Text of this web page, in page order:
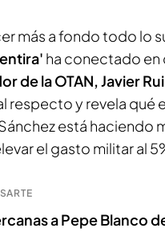
más a fondo todo lo
ha conectado
de la OTAN, Javier
respecto y revela qué
está haciendo
el gasto militar al
a Pepe Blanco